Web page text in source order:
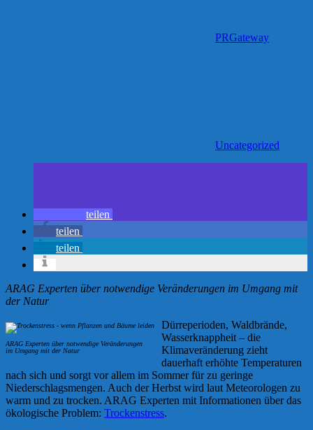
PRGateway
Uncategorized
teilen
teilen
teilen
ARAG Experten über notwendige Veränderungen im Umgang mit
der Natur
ARAG Experten über notwendige Veränderungen
im Umgang mit der Natur
Dürreperioden, Waldbrände,
Wasserknappheit – die
Klimaveränderung zieht
dauerhaft erhöhte Temperaturen
nach sich und sorgt vor allem im Sommer für zu geringe
Niederschlagsmengen. Auch der Herbst wird laut Meteorologen zu
warm und zu trocken. ARAG Experten mit Informationen über das
ökologische Problem: Trockenstress.